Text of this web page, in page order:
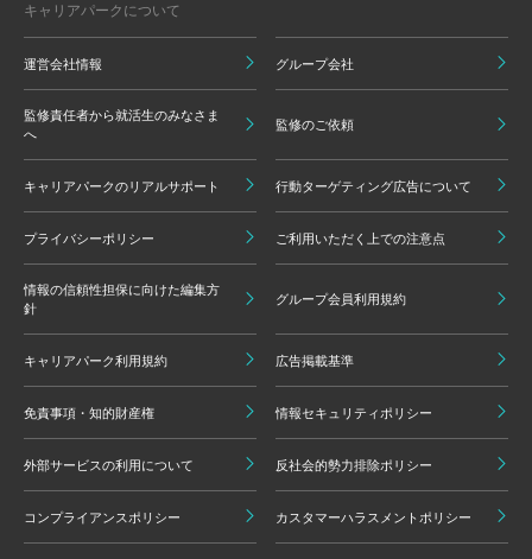
キャリアパークについて
運営会社情報 グループ会社
監修責任者から就活生のみなさま
へ
監修のご依頼
キャリアパークのリアルサポート 行動ターゲティング広告について
プライバシーポリシー ご利用いただく上での注意点
情報の信頼性担保に向けた編集方
針
グループ会員利用規約
キャリアパーク利用規約 広告掲載基準
免責事項・知的財産権 情報セキュリティポリシー
外部サービスの利用について 反社会的勢力排除ポリシー
コンプライアンスポリシー カスタマーハラスメントポリシー